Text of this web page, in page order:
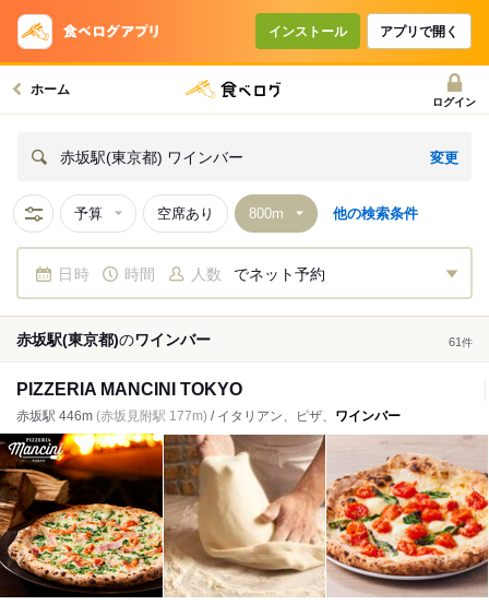
インストール アプリで開く
ホーム
ログイン
赤坂駅(東京都) ワインバー 変更
予算 空席あり 他の検索条件
日時 時間 人数 でネット予約
赤坂駅(東京都)のワインバー 61 件
PIZZERIA MANCINI TOKYO
赤坂駅 446m (赤坂見附駅 177m) / イタリアン、ピザ、 ワインバー